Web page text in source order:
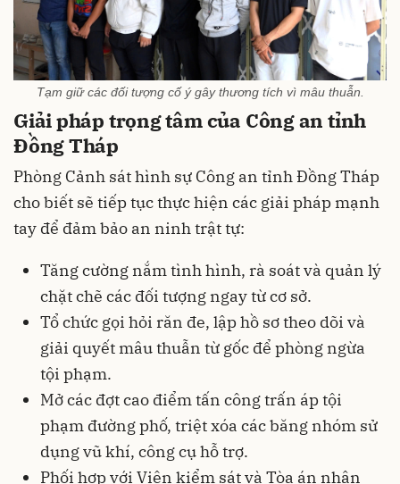
Tạm giữ các đối tượng cố ý gây thương tích vì mâu thuẫn.
Giải pháp trọng tâm của Công an tỉnh
Đồng Tháp
Phòng Cảnh sát hình sự Công an tỉnh Đồng Tháp
cho biết sẽ tiếp tục thực hiện các giải pháp mạnh
tay để đảm bảo an ninh trật tự:
Tăng cường nắm tình hình, rà soát và quản lý
chặt chẽ các đối tượng ngay từ cơ sở.
Tổ chức gọi hỏi răn đe, lập hồ sơ theo dõi và
giải quyết mâu thuẫn từ gốc để phòng ngừa
tội phạm.
Mở các đợt cao điểm tấn công trấn áp tội
phạm đường phố, triệt xóa các băng nhóm sử
dụng vũ khí, công cụ hỗ trợ.
Phối hợp với Viện kiểm sát và Tòa án nhân